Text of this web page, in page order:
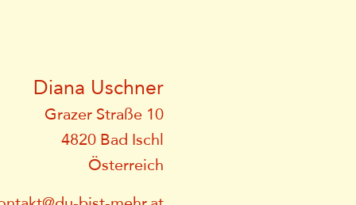
Diana Uschner
Grazer Straße 10
4820 Bad Ischl
Österreich